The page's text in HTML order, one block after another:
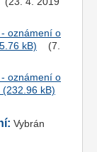
oznámení o
(7.
oznámení o
Vybrán